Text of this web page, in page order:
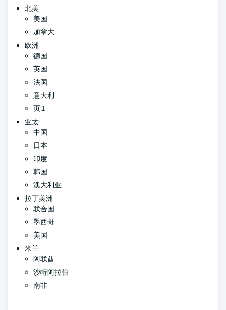
北美
美国.
加拿大
欧洲
德国
英国.
法国
意大利
页:1
亚太
中国
日本
印度
韩国
澳大利亚
拉丁美洲
联合国
墨西哥
美国
米兰
阿联酋
沙特阿拉伯
南非